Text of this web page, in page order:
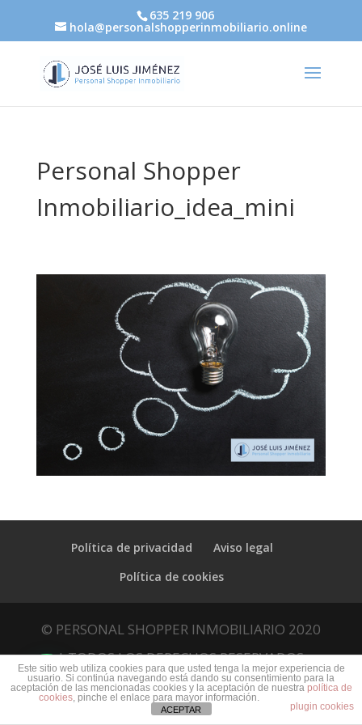
635 219 906
hola@personalshopperinmobiliario.online
Personal Shopper
Inmobiliario_idea_mini
Política de privacidad
Aviso legal
Política de cookies
© PERSONAL SHOPPER INMOBILIARIO 2020
| TODOS LOS DERECHOS RESERVADOS
Este sitio web utiliza cookies para que usted tenga la mejor experiencia de
usuario. Si continúa navegando está dando su consentimiento para la
aceptación de las mencionadas cookies y la aceptación de nuestra política de
cookies, pinche el enlace para mayor información.
plugin cookies
ACEPTAR